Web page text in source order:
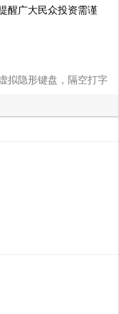
醒广大民众投资需谨
拟隐形键盘，隔空打字
片，只为赢得你们认可